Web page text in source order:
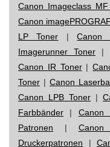
Canon Imageclass MF
Canon
LP Toner |Canon
Imagerunner Toner |
Canon IR Toner|
Toner | Canon
Canon LPB Toner |
Farbbänder | Canon
Patronen |
Druckerpatronen |